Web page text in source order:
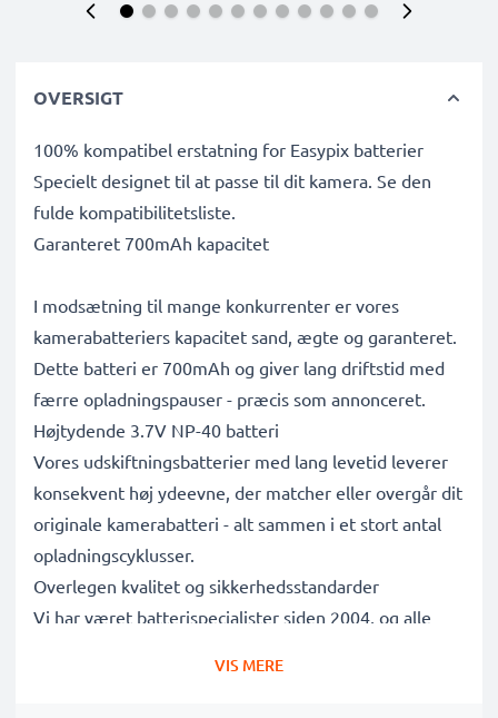
OVERSIGT
100% kompatibel erstatning for Easypix batterier
Specielt designet til at passe til dit kamera. Se den
fulde kompatibilitetsliste.
Garanteret 700mAh kapacitet
I modsætning til mange konkurrenter er vores
kamerabatteriers kapacitet sand, ægte og garanteret.
Dette batteri er 700mAh og giver lang driftstid med
færre opladningspauser - præcis som annonceret.
Højtydende 3.7V NP-40 batteri
Vores udskiftningsbatterier med lang levetid leverer
konsekvent høj ydeevne, der matcher eller overgår dit
originale kamerabatteri - alt sammen i et stort antal
opladningscyklusser.
Overlegen kvalitet og sikkerhedsstandarder
Vi har været batterispecialister siden 2004, og alle
VIS MERE